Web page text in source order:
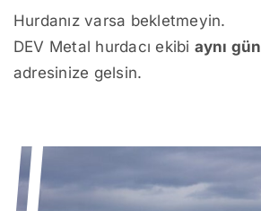
Hurdanız varsa bekletmeyin.
DEV Metal hurdacı ekibi aynı gün
adresinize gelsin.